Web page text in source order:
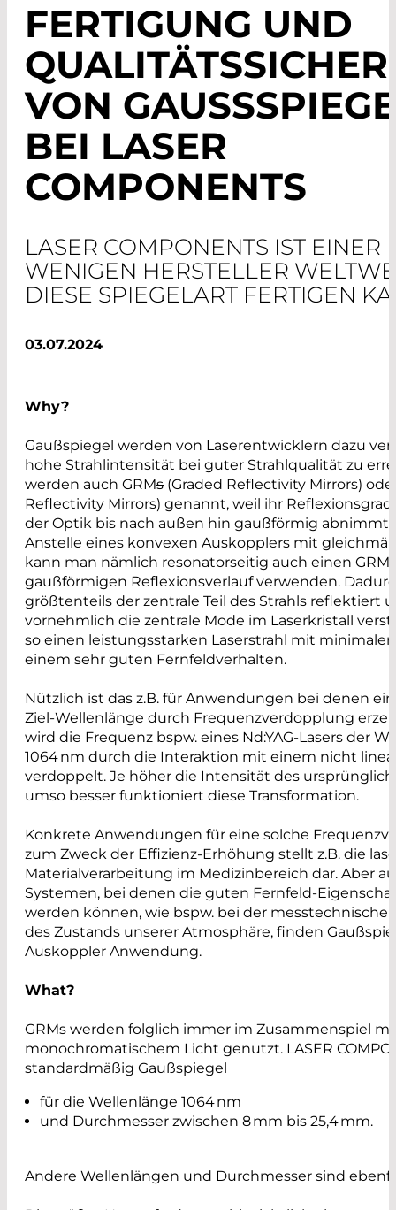
FERTIGUNG UND
VON
EI LASER C
OMPONENTS
LASER COMPONENTS IST EINER
WENIGEN HERSTELLER
DIESE SPIEGELART FERTIGEN
03.07.2024
Why?
Gaußspiegel werden von Laserentwicklern dazu
hohe Strahlintensität bei guter Strahlqualität zu
werden auch GRMs (Graded Reflectivity Mirrors)
Reflectivity Mirrors) genannt, weil ihr
der Optik bis nach außen hin gaußförmig abnimmt.
Anstelle eines konvexen Auskopplers mit
kann man nämlich resonatorseitig auch einen
gaußförmigen Reflexionsverlauf verwenden.
größtenteils der zentrale Teil des Strahls reflektiert
vornehmlich die zentrale Mode im Laserkristall
so einen leistungsstarken Laserstrahl mit
einem sehr guten Fernfeldverhalten.
Nützlich ist das z.B. für Anwendungen bei denen
Ziel-Wellenlänge durch Frequenzverdopplung
wird die Frequenz bspw. eines Nd:YAG-Lasers der
1064 nm durch die Interaktion mit einem nicht
verdoppelt. Je höher die Intensität des
umso besser funktioniert diese Transformation.
Konkrete Anwendungen für eine solche
zum Zweck der Effizienz-Erhöhung stellt z.B. die
Materialverarbeitung im Medizinbereich dar. Aber
Systemen, bei denen die guten Fernfeld-
werden können, wie bspw. bei der
des Zustands unserer Atmosphäre, finden
Auskoppler Anwendung.
What?
GRMs werden folglich immer im Zusammenspiel
monochromatischem Licht genutzt. LASER
standardmäßig Gaußspiegel
für die Wellenlänge 1064 nm
und Durchmesser zwischen 8 mm bis 25,4 mm.
Andere Wellenlängen und Durchmesser sind